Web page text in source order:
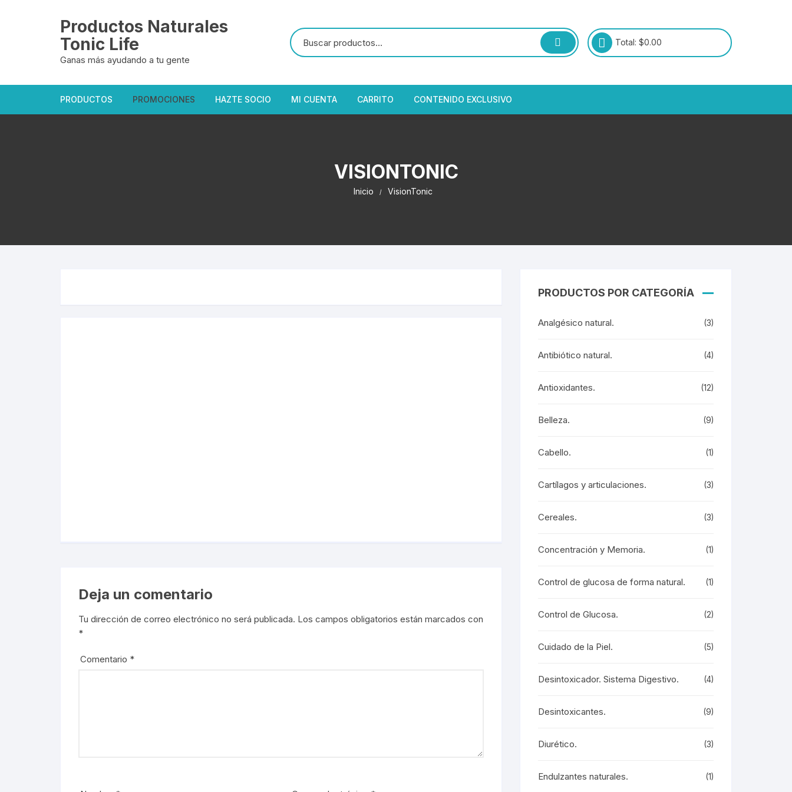
Productos Naturales
Tonic Life
Ganas más ayudando a tu gente
Total: $0.00
PRODUCTOS PROMOCIONES HAZTE SOCIO MI CUENTA CARRITO CONTENIDO EXCLUSIVO
VISIONTONIC
Inicio VisionTonic
Deja un comentario
Tu dirección de correo electrónico no será publicada. Los campos obligatorios están marcados con
*
Comentario *
PRODUCTOS POR CATEGORÍA
Analgésico natural. (3)
Antibiótico natural. (4)
Antioxidantes. (12)
Belleza. (9)
Cabello. (1)
Cartílagos y articulaciones. (3)
Cereales. (3)
Concentración y Memoria. (1)
Control de glucosa de forma natural. (1)
Control de Glucosa. (2)
Cuidado de la Piel. (5)
Desintoxicador. Sistema Digestivo. (4)
Desintoxicantes. (9)
Diurético. (3)
Endulzantes naturales. (1)